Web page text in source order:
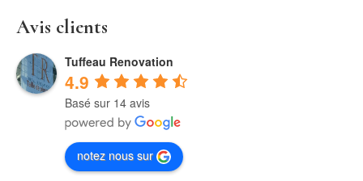
Avis clients
Tuffeau Renovation
4.9
Basé sur 14 avis
notez nous sur